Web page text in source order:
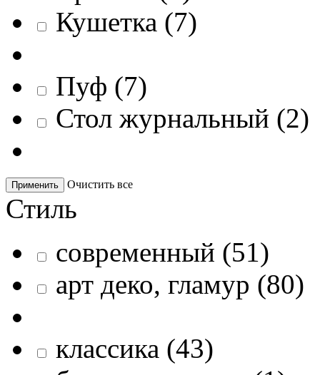
Кушетка (7)
Пуф (7)
Стол журнальный (2)
Применить Очистить все
Стиль
современный (51)
арт деко, гламур (80)
классика (43)